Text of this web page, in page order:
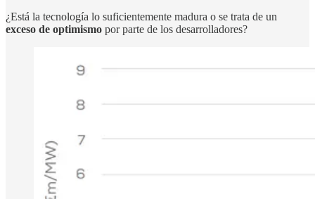
¿Está la tecnología lo suficientemente madura o se trata de un
exceso de optimismo por parte de los desarrolladores?